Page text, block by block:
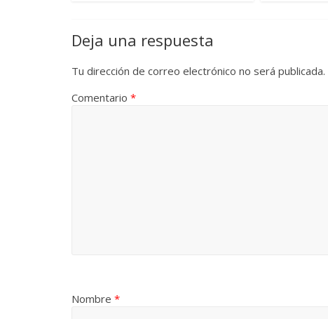
Deja una respuesta
Tu dirección de correo electrónico no será publicada.
Comentario *
Nombre *